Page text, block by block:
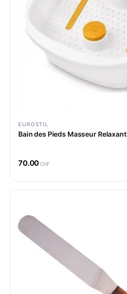
EUROSTIL
Bain des Pieds Masseur Relaxant
70.00CHF